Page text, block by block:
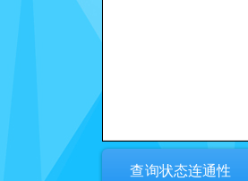
查询状态连通性